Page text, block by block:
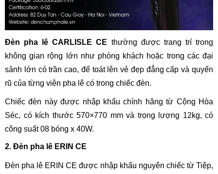
Đèn pha lê CARLISLE CE thường được trang trí trong
không gian rộng lớn như phòng khách hoặc trong các đại
sảnh lớn có trần cao, để toát lên vẻ đẹp đẳng cấp và quyến
rũ của từng viên pha lê có trong chiếc đèn.
Chiếc đèn này được nhập khẩu chính hãng từ Cộng Hòa
Séc, có kích thước 570×770 mm và trọng lượng 12kg, có
công suất 08 bóng x 40W.
2. Đèn pha lê ERIN CE
Đèn pha lê ERIN CE được nhập khẩu nguyên chiếc từ Tiệp,